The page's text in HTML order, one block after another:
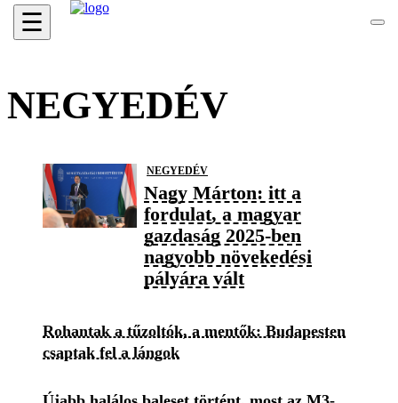
☰
NEGYEDÉV
NEGYEDÉV
Nagy Márton: itt a
fordulat, a magyar
gazdaság 2025-ben
nagyobb növekedési
pályára vált
Rohantak a tűzoltók, a mentők: Budapesten
csaptak fel a lángok